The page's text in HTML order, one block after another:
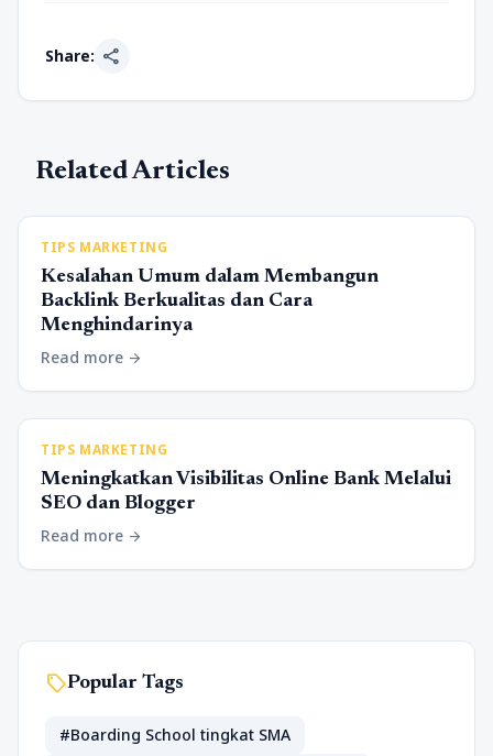
Share: share
Related Articles
TIPS MARKETING
Kesalahan Umum dalam Membangun
Backlink Berkualitas dan Cara
Menghindarinya
Read more arrow_forward
TIPS MARKETING
Meningkatkan Visibilitas Online Bank Melalui
SEO dan Blogger
Read more arrow_forward
sellPopular Tags
#Boarding School tingkat SMA